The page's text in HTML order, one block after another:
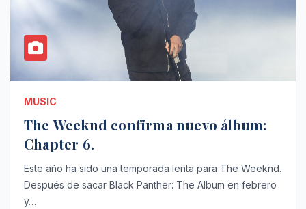
MUSIC
The Weeknd confirma nuevo álbum:
Chapter 6.
Este año ha sido una temporada lenta para The Weeknd.
Después de sacar Black Panther: The Album en febrero
y…